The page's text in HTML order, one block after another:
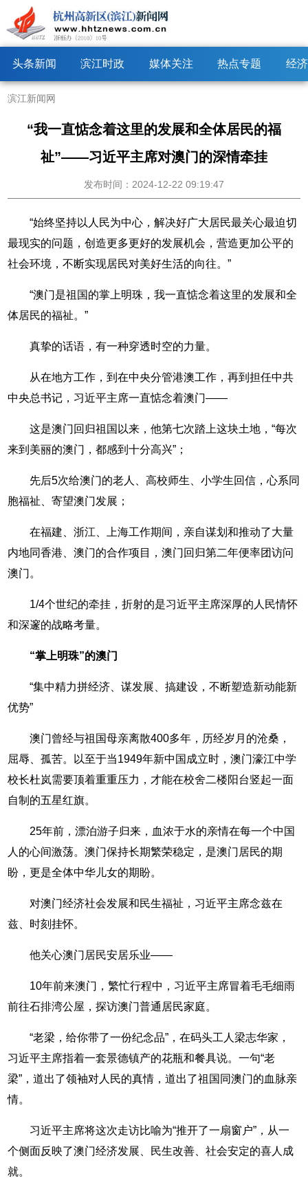
头条新闻 滨江时政 媒体关注 热点专题 经
滨江新闻网
“我一直惦念着这里的发展和全体居民的福
祉”——习近平主席对澳门的深情牵挂
发布时间：2024-12-22 09:19:47
“始终坚持以人民为中心，解决好广大居民最关心最迫切
最现实的问题，创造更多更好的发展机会，营造更加公平的
社会环境，不断实现居民对美好生活的向往。”
“澳门是祖国的掌上明珠，我一直惦念着这里的发展和全
体居民的福祉。”
真挚的话语，有一种穿透时空的力量。
从在地方工作，到在中央分管港澳工作，再到担任中共
中央总书记，习近平主席一直惦念着澳门——
这是澳门回归祖国以来，他第七次踏上这块土地，“每次
来到美丽的澳门，都感到十分高兴”；
先后5次给澳门的老人、高校师生、小学生回信，心系同
胞福祉、寄望澳门发展；
在福建、浙江、上海工作期间，亲自谋划和推动了大量
内地同香港、澳门的合作项目，澳门回归第二年便率团访问
澳门。
1/4个世纪的牵挂，折射的是习近平主席深厚的人民情怀
和深邃的战略考量。
“掌上明珠”的澳门
“集中精力拼经济、谋发展、搞建设，不断塑造新动能新
优势”
澳门曾经与祖国母亲离散400多年，历经岁月的沧桑，
屈辱、孤苦。以至于当1949年新中国成立时，澳门濠江中学
校长杜岚需要顶着重重压力，才能在校舍二楼阳台竖起一面
自制的五星红旗。
25年前，漂泊游子归来，血浓于水的亲情在每一个中国
人的心间激荡。澳门保持长期繁荣稳定，是澳门居民的期
盼，更是全体中华儿女的期盼。
对澳门经济社会发展和民生福祉，习近平主席念兹在
兹、时刻挂怀。
他关心澳门居民安居乐业——
10年前来澳门，繁忙行程中，习近平主席冒着毛毛细雨
前往石排湾公屋，探访澳门普通居民家庭。
“老梁，给你带了一份纪念品”，在码头工人梁志华家，
习近平主席指着一套景德镇产的花瓶和餐具说。一句“老
梁”，道出了领袖对人民的真情，道出了祖国同澳门的血脉亲
情。
习近平主席将这次走访比喻为“推开了一扇窗户”，从一
个侧面反映了澳门经济发展、民生改善、社会安定的喜人成
就。